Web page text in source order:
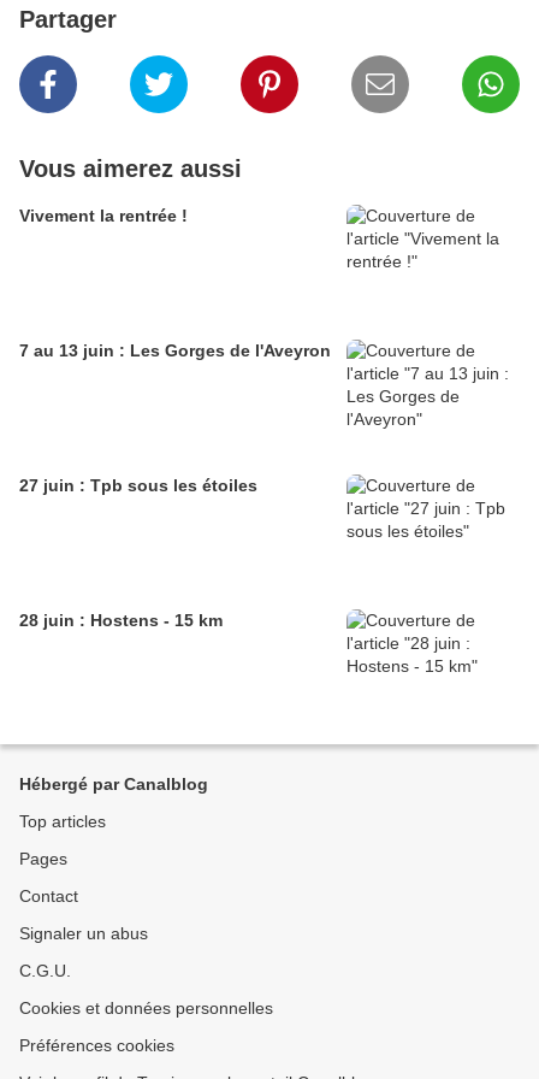
Partager
Vous aimerez aussi
Vivement la rentrée !
7 au 13 juin : Les Gorges de l'Aveyron
27 juin : Tpb sous les étoiles
28 juin : Hostens - 15 km
Hébergé par Canalblog
Top articles
Pages
Contact
Signaler un abus
C.G.U.
Cookies et données personnelles
Préférences cookies